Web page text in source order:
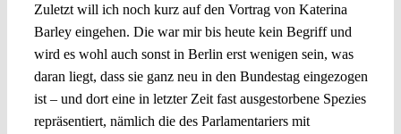
Zuletzt will ich noch kurz auf den Vortrag von Katerina
Barley eingehen. Die war mir bis heute kein Begriff und
wird es wohl auch sonst in Berlin erst wenigen sein, was
daran liegt, dass sie ganz neu in den Bundestag eingezogen
ist – und dort eine in letzter Zeit fast ausgestorbene Spezies
repräsentiert, nämlich die des Parlamentariers mit